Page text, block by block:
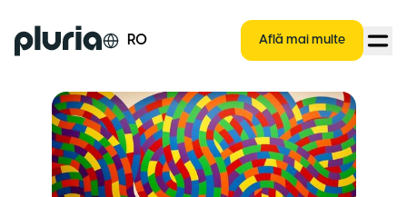
Logo Pluria RO Află mai multe